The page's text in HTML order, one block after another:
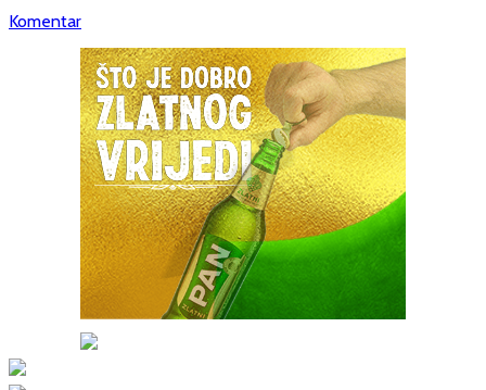
Komentar